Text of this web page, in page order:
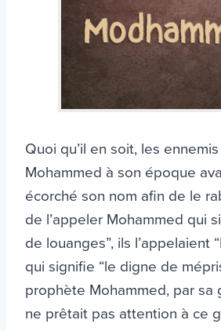
Quoi qu’il en soit, les
Mohammed à son époque
écorché son nom afin de le
de l’appeler Mohammed qui
de louanges”, ils l’appelaient
qui signifie “le digne de
prophète Mohammed, par sa
ne prêtait pas attention à ce